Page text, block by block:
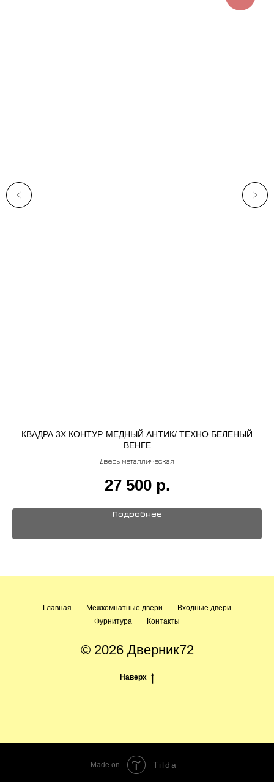
КВАДРА 3Х КОНТУР. МЕДНЫЙ АНТИК/ ТЕХНО БЕЛЕНЫЙ
ВЕНГЕ
Дверь металлическая
27 500 р.
Подробнее
Главная Межкомнатные двери
Входные двери
Фурнитура
Контакты
© 2026 Дверник72
Наверх
Made on Tilda